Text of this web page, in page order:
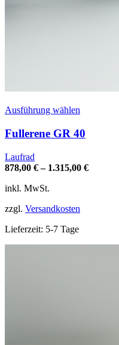
Ausführung wählen
weist
mehrere
auf.
Die
Fullerene GR 40
Laufrad
878,00 €– 1.315,00 €
inkl. MwSt.
zzgl. Versandkosten
Lieferzeit: 5-7 Tage